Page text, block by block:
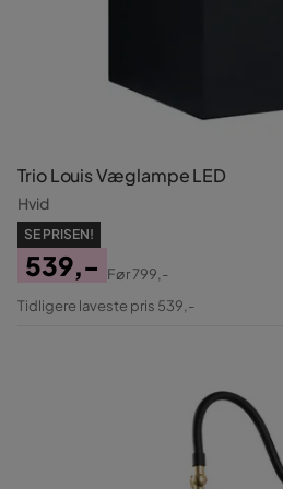
Trio Louis Væglampe LED
Hvid
SE PRISEN!
Pris
539,-
Original
Før799,-
Tidligere laveste pris 539,-